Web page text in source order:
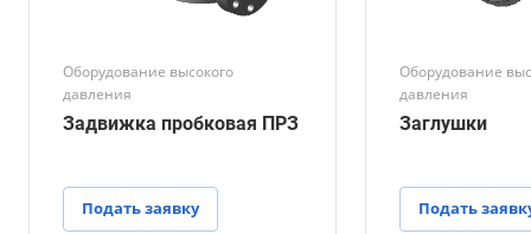
Оборудование высокого
давления
Задвижка пробковая ПРЗ
Подать заявку
Оборудование
давления
Заглушки
Подать